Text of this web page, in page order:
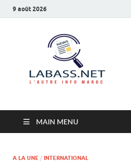
9 août 2026
MAIN MENU
A LA UNE / INTERNATIONAL